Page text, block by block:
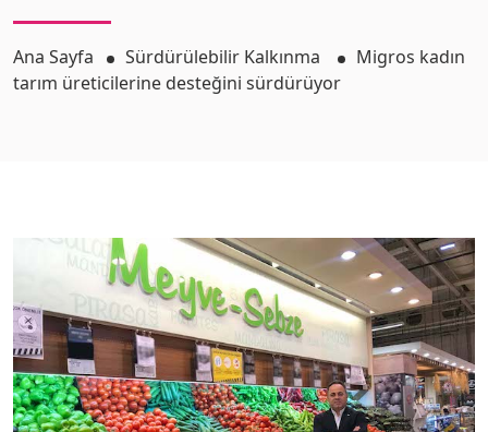
Ana Sayfa Sürdürülebilir Kalkınma
Migros kadın
tarım üreticilerine desteğini sürdürüyor